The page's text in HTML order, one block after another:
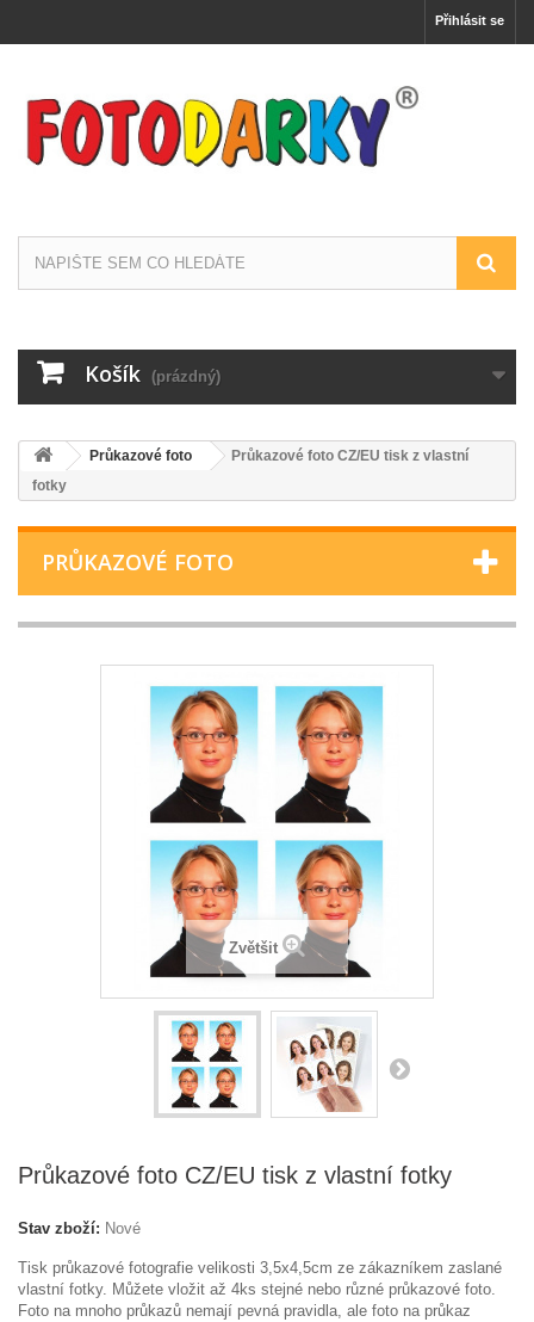
Přihlásit se
Košík (prázdný)
Průkazové foto
Průkazové foto CZ/EU tisk z vlastní
fotky
PRŮKAZOVÉ FOTO
Zvětšit
Průkazové foto CZ/EU tisk z vlastní fotky
Stav zboží: Nové
Tisk průkazové fotografie velikosti 3,5x4,5cm ze zákazníkem zaslané
vlastní fotky. Můžete vložit až 4ks stejné nebo různé průkazové foto.
Foto na mnoho průkazů nemají pevná pravidla, ale foto na průkaz